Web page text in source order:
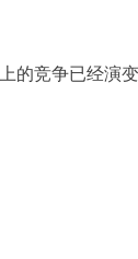
的竞争已经演